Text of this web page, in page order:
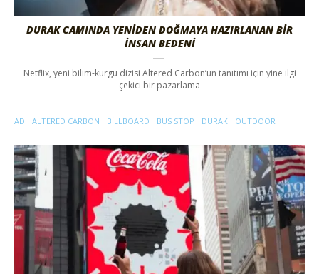
DURAK CAMINDA YENIDEN DOĞMAYA HAZIRLANAN BIR
İNSAN BEDENI
Netflix, yeni bilim-kurgu dizisi Altered Carbon’un tanıtımı için yine ilgi
çekici bir pazarlama
AD ALTERED CARBON BILLBOARD BUS STOP DURAK OUTDOOR